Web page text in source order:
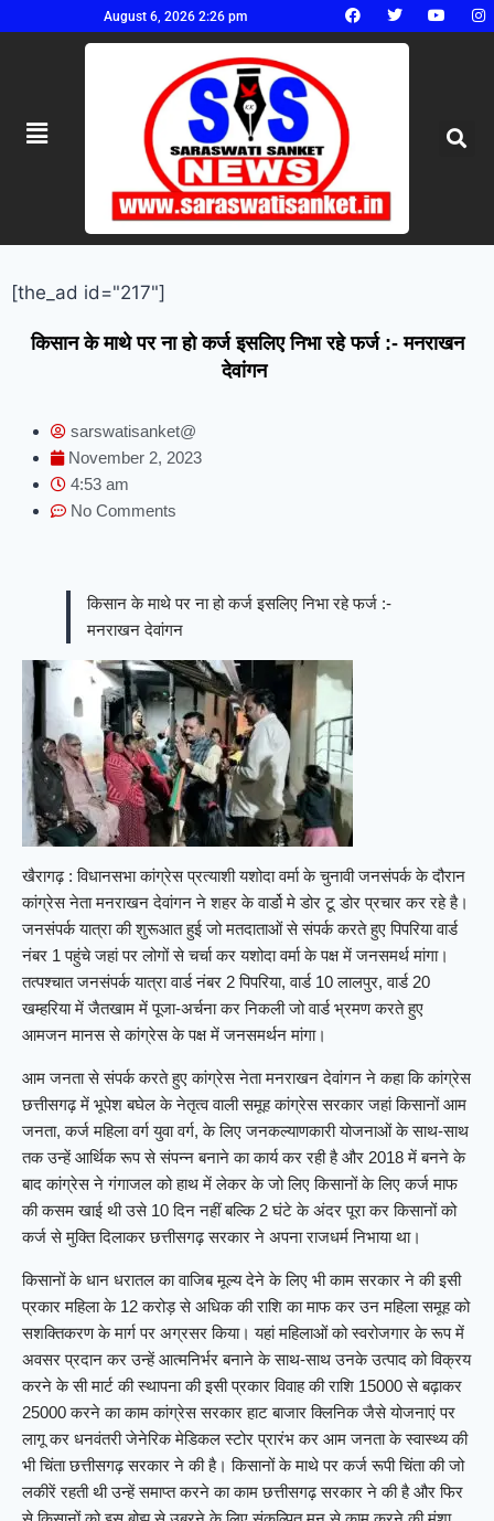
August 6, 2026 2:26 pm
[the_ad id="217"]
किसान के माथे पर ना हो कर्ज इसलिए निभा रहे फर्ज :- मनराखन
देवांगन
sarswatisanket@
November 2, 2023
4:53 am
No Comments
किसान के माथे पर ना हो कर्ज इसलिए निभा रहे फर्ज :-
मनराखन देवांगन
खैरागढ़ : विधानसभा कांग्रेस प्रत्याशी यशोदा वर्मा के चुनावी जनसंपर्क के दौरान
कांग्रेस नेता मनराखन देवांगन ने शहर के वार्डो मे डोर टू डोर प्रचार कर रहे है।
जनसंपर्क यात्रा की शुरूआत हुई जो मतदाताओं से संपर्क करते हुए पिपरिया वार्ड
नंबर 1 पहुंचे जहां पर लोगों से चर्चा कर यशोदा वर्मा के पक्ष में जनसमर्थ मांगा।
तत्पश्चात जनसंपर्क यात्रा वार्ड नंबर 2 पिपरिया, वार्ड 10 लालपुर, वार्ड 20
खम्हरिया में जैतखाम में पूजा-अर्चना कर निकली जो वार्ड भ्रमण करते हुए
आमजन मानस से कांग्रेस के पक्ष में जनसमर्थन मांगा।
आम जनता से संपर्क करते हुए कांग्रेस नेता मनराखन देवांगन ने कहा कि कांग्रेस
छत्तीसगढ़ में भूपेश बघेल के नेतृत्व वाली समूह कांग्रेस सरकार जहां किसानों आम
जनता, कर्ज महिला वर्ग युवा वर्ग, के लिए जनकल्याणकारी योजनाओं के साथ-साथ
तक उन्हें आर्थिक रूप से संपन्न बनाने का कार्य कर रही है और 2018 में बनने के
बाद कांग्रेस ने गंगाजल को हाथ में लेकर के जो लिए किसानों के लिए कर्ज माफ
की कसम खाई थी उसे 10 दिन नहीं बल्कि 2 घंटे के अंदर पूरा कर किसानों को
कर्ज से मुक्ति दिलाकर छत्तीसगढ़ सरकार ने अपना राजधर्म निभाया था।
किसानों के धान धरातल का वाजिब मूल्य देने के लिए भी काम सरकार ने की इसी
प्रकार महिला के 12 करोड़ से अधिक की राशि का माफ कर उन महिला समूह को
सशक्तिकरण के मार्ग पर अग्रसर किया। यहां महिलाओं को स्वरोजगार के रूप में
अवसर प्रदान कर उन्हें आत्मनिर्भर बनाने के साथ-साथ उनके उत्पाद को विक्रय
करने के सी मार्ट की स्थापना की इसी प्रकार विवाह की राशि 15000 से बढ़ाकर
25000 करने का काम कांग्रेस सरकार हाट बाजार क्लिनिक जैसे योजनाएं पर
लागू कर धनवंतरी जेनेरिक मेडिकल स्टोर प्रारंभ कर आम जनता के स्वास्थ्य की
भी चिंता छत्तीसगढ़ सरकार ने की है। किसानों के माथे पर कर्ज रूपी चिंता की जो
लकीरें रहती थी उन्हें समाप्त करने का काम छत्तीसगढ़ सरकार ने की है और फिर